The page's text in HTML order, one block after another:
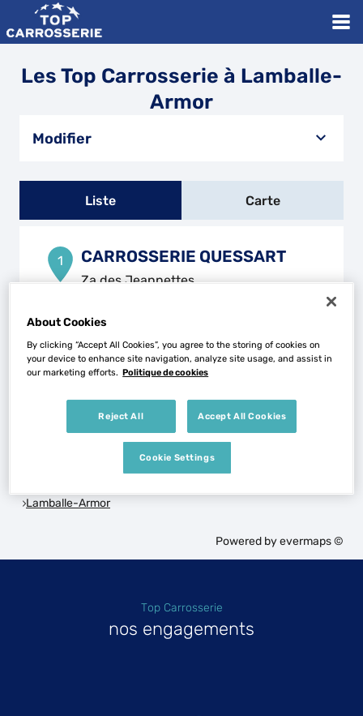
Les Top Carrosserie à Lamballe-
Armor
Modifier
Liste Carte
1 CARROSSERIE QUESSART
Za des Jeannettes
Voir plus
Les Top Carrosserie dans les villes à proximité
Lamballe-Armor
Powered byevermaps ©
Top Carrosserie
nos engagements
About Cookies
By clicking “Accept All Cookies”, you agree to the storing of cookies on
your device to enhance site navigation, analyze site usage, and assist in
our marketing efforts. Politique de cookies
Reject All Accept All Cookies
Cookie Settings